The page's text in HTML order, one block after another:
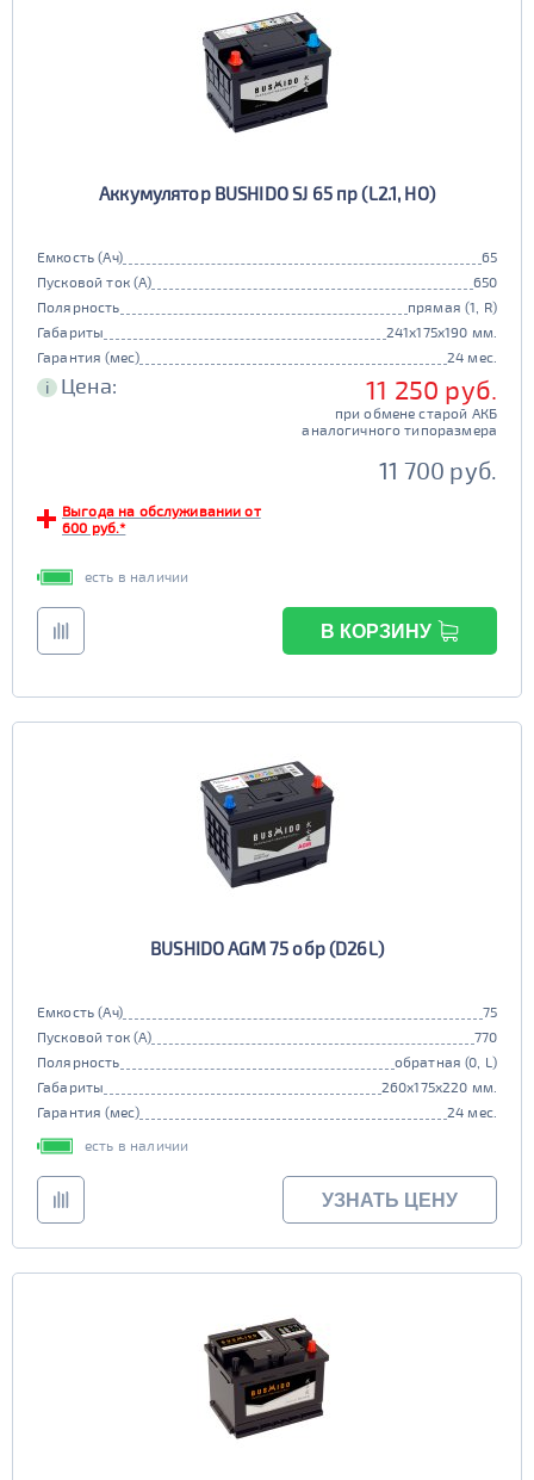
Аккумулятор BUSHIDO SJ 65 пр (L2.1, HO)
Емкость (Ач)
65
Пусковой ток (А)
650
Полярность
прямая (1, R)
Габариты
241x175x190 мм.
Гарантия (мес)
24 мес.
i Цена: 11 250 руб.
при обмене старой АКБ
аналогичного типоразмера
11 700 руб.
Выгода на обслуживании от
600 руб.*
есть в наличии
В КОРЗИНУ
BUSHIDO AGM 75 обр (D26L)
Емкость (Ач)
75
Пусковой ток (А)
770
Полярность
обратная (0, L)
Габариты
260x175x220 мм.
Гарантия (мес)
24 мес.
есть в наличии
УЗНАТЬ ЦЕНУ